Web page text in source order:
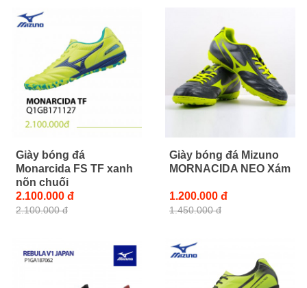
Giày bóng đá
Monarcida FS TF xanh
nõn chuối
2.100.000 đ
2.100.000 đ
Giày bóng đá Mizuno
MORNACIDA NEO Xám
1.200.000 đ
1.450.000 đ